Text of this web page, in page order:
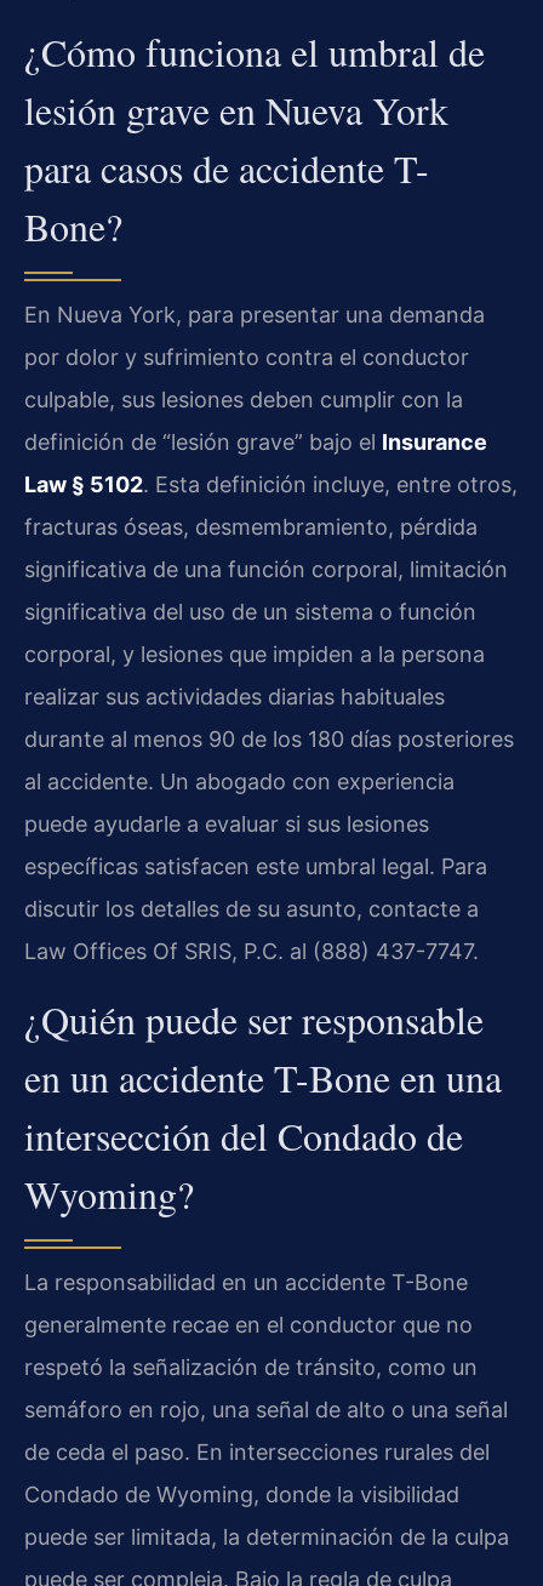
¿Cómo funciona el umbral de
lesión grave en Nueva York
para casos de accidente T-
Bone?
En Nueva York, para presentar una demanda
por dolor y sufrimiento contra el conductor
culpable, sus lesiones deben cumplir con la
definición de “lesión grave” bajo el Insurance
Law § 5102. Esta definición incluye, entre otros,
fracturas óseas, desmembramiento, pérdida
significativa de una función corporal, limitación
significativa del uso de un sistema o función
corporal, y lesiones que impiden a la persona
realizar sus actividades diarias habituales
durante al menos 90 de los 180 días posteriores
al accidente. Un abogado con experiencia
puede ayudarle a evaluar si sus lesiones
específicas satisfacen este umbral legal. Para
discutir los detalles de su asunto, contacte a
Law Offices Of SRIS, P.C. al (888) 437-7747.
¿Quién puede ser responsable
en un accidente T-Bone en una
intersección del Condado de
Wyoming?
La responsabilidad en un accidente T-Bone
generalmente recae en el conductor que no
respetó la señalización de tránsito, como un
semáforo en rojo, una señal de alto o una señal
de ceda el paso. En intersecciones rurales del
Condado de Wyoming, donde la visibilidad
puede ser limitada, la determinación de la culpa
puede ser compleja. Bajo la regla de culpa